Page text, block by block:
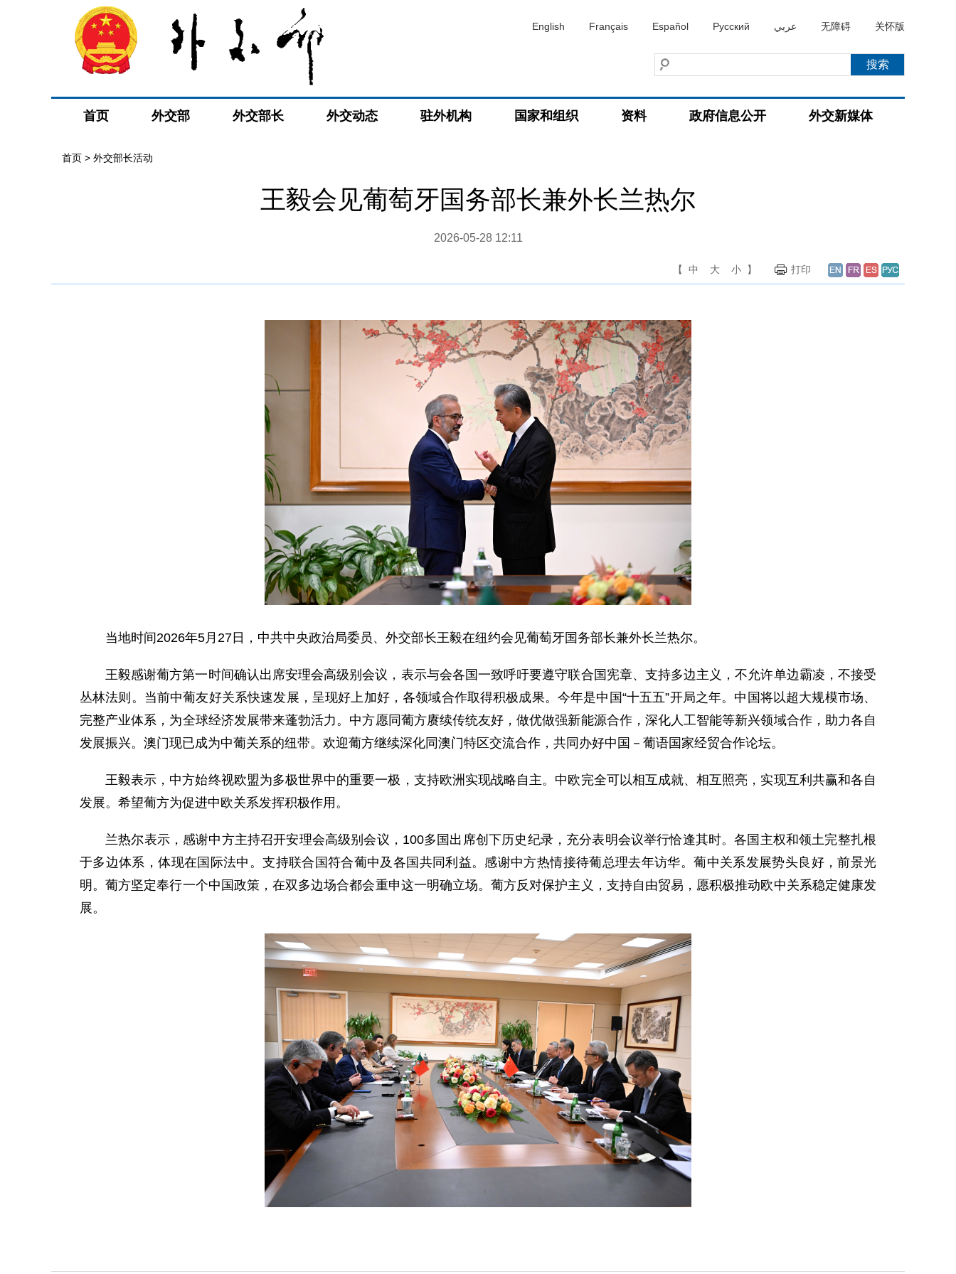
English Français Español Русский عربي 无障碍 关怀版
首页 外交部 外交部长 外交动态 驻外机构 国家和组织 资料 政府信息公开 外交新媒体
首页 > 外交部长活动
王毅会见葡萄牙国务部长兼外长兰热尔
2026-05-28 12:11
【 中 大 小 】 打印
当地时间2026年5月27日，中共中央政治局委员、外交部长王毅在纽约会见葡萄牙国务部长兼外长兰热尔。
王毅感谢葡方第一时间确认出席安理会高级别会议，表示与会各国一致呼吁要遵守联合国宪章、支持多边主义，不允许单边霸凌，不接受
丛林法则。当前中葡友好关系快速发展，呈现好上加好，各领域合作取得积极成果。今年是中国“十五五”开局之年。中国将以超大规模市场、
完整产业体系，为全球经济发展带来蓬勃活力。中方愿同葡方赓续传统友好，做优做强新能源合作，深化人工智能等新兴领域合作，助力各自
发展振兴。澳门现已成为中葡关系的纽带。欢迎葡方继续深化同澳门特区交流合作，共同办好中国－葡语国家经贸合作论坛。
王毅表示，中方始终视欧盟为多极世界中的重要一极，支持欧洲实现战略自主。中欧完全可以相互成就、相互照亮，实现互利共赢和各自
发展。希望葡方为促进中欧关系发挥积极作用。
兰热尔表示，感谢中方主持召开安理会高级别会议，100多国出席创下历史纪录，充分表明会议举行恰逢其时。各国主权和领土完整扎根
于多边体系，体现在国际法中。支持联合国符合葡中及各国共同利益。感谢中方热情接待葡总理去年访华。葡中关系发展势头良好，前景光
明。葡方坚定奉行一个中国政策，在双多边场合都会重申这一明确立场。葡方反对保护主义，支持自由贸易，愿积极推动欧中关系稳定健康发
展。